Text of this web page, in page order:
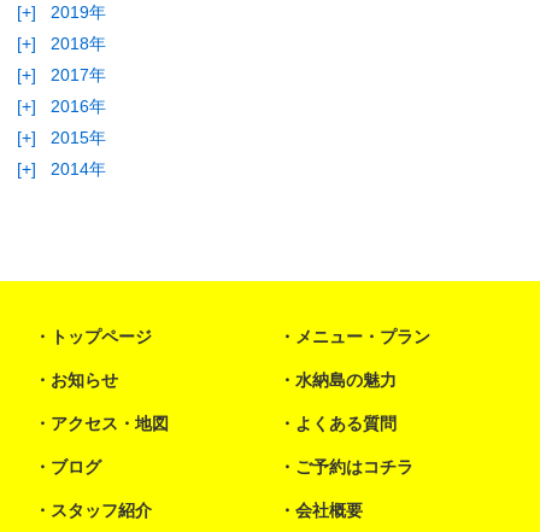
[+]
2019年
[+]
2018年
[+]
2017年
[+]
2016年
[+]
2015年
[+]
2014年
トップページ メニュー・プラン
お知らせ 水納島の魅力
アクセス・地図 よくある質問
ブログ ご予約はコチラ
スタッフ紹介 会社概要